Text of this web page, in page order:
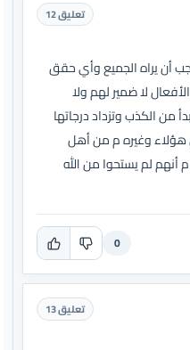
تعليق 12
يجب أن يراه الجميع وأي حقق
لا ضمير لهم ولا
من الكذب وتزداد درجاتها
هؤلاء وغيره م من أهل
لم يستحوا من الله
0
تعليق 13